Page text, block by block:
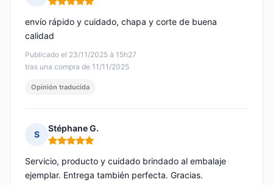
Nota: 5 de 5
Publicado el 23/11/2025 à 15h27
tras una compra de 11/11/2025
envío rápido y cuidado, chapa y corte de buena
calidad
Opinión traducida
S
Stéphane G.
Nota: 5 de 5
Servicio, producto y cuidado brindado al embalaje
ejemplar. Entrega también perfecta. Gracias.